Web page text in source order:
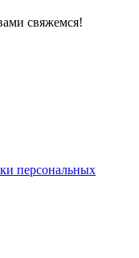
свяжемся!
персональных